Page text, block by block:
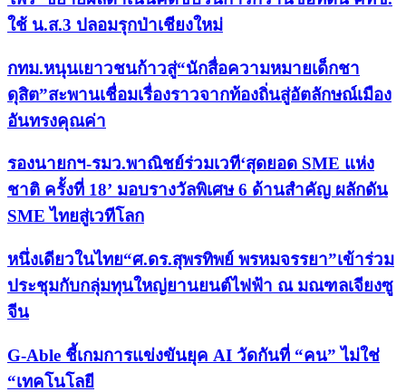
ใช้ น.ส.3 ปลอมรุกป่าเชียงใหม่
กทม.หนุนเยาวชนก้าวสู่“นักสื่อความหมายเด็กชา
ดุสิต”สะพานเชื่อมเรื่องราวจากท้องถิ่นสู่อัตลักษณ์เมือง
อันทรงคุณค่า
รองนายกฯ-รมว.พาณิชย์ร่วมเวที‘สุดยอด SME แห่ง
ชาติ ครั้งที่ 18’ มอบรางวัลพิเศษ 6 ด้านสำคัญ ผลักดัน
SME ไทยสู่เวทีโลก
หนึ่งเดียวในไทย“ศ.ดร.สุพรทิพย์ พรหมจรรยา”เข้าร่วม
ประชุมกับกลุ่มทุนใหญ่ยานยนต์ไฟฟ้า ณ มณฑลเจียงซู
จีน
G-Able ชี้เกมการแข่งขันยุค AI วัดกันที่ “คน” ไม่ใช่
“เทคโนโลยี